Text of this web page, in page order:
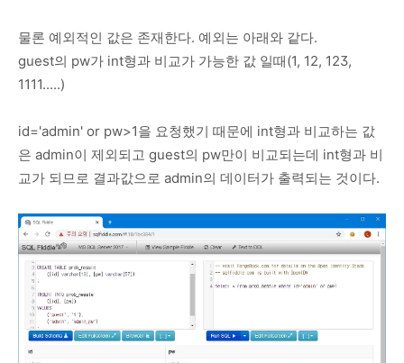
물론 예외적인 값은 존재한다. 예외는 아래와 같다.
guest의 pw가 int형과 비교가 가능한 값 일때(1, 12, 123,
1111.....)
id='admin' or pw>1을 요청했기 때문에 int형과 비교하는 값
은 admin이 제외되고 guest의 pw만이 비교되는데 int형과 비
교가 되므로 결과값으로 admin의 데이터가 출력되는 것이다.